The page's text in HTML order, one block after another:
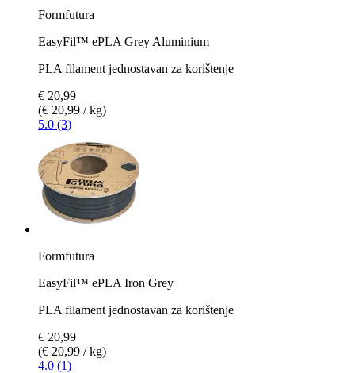
Formfutura
EasyFil™ ePLA Grey Aluminium
PLA filament jednostavan za korištenje
€ 20,99
(€ 20,99 / kg)
5.0 (3)
Formfutura
EasyFil™ ePLA Iron Grey
PLA filament jednostavan za korištenje
€ 20,99
(€ 20,99 / kg)
4.0 (1)